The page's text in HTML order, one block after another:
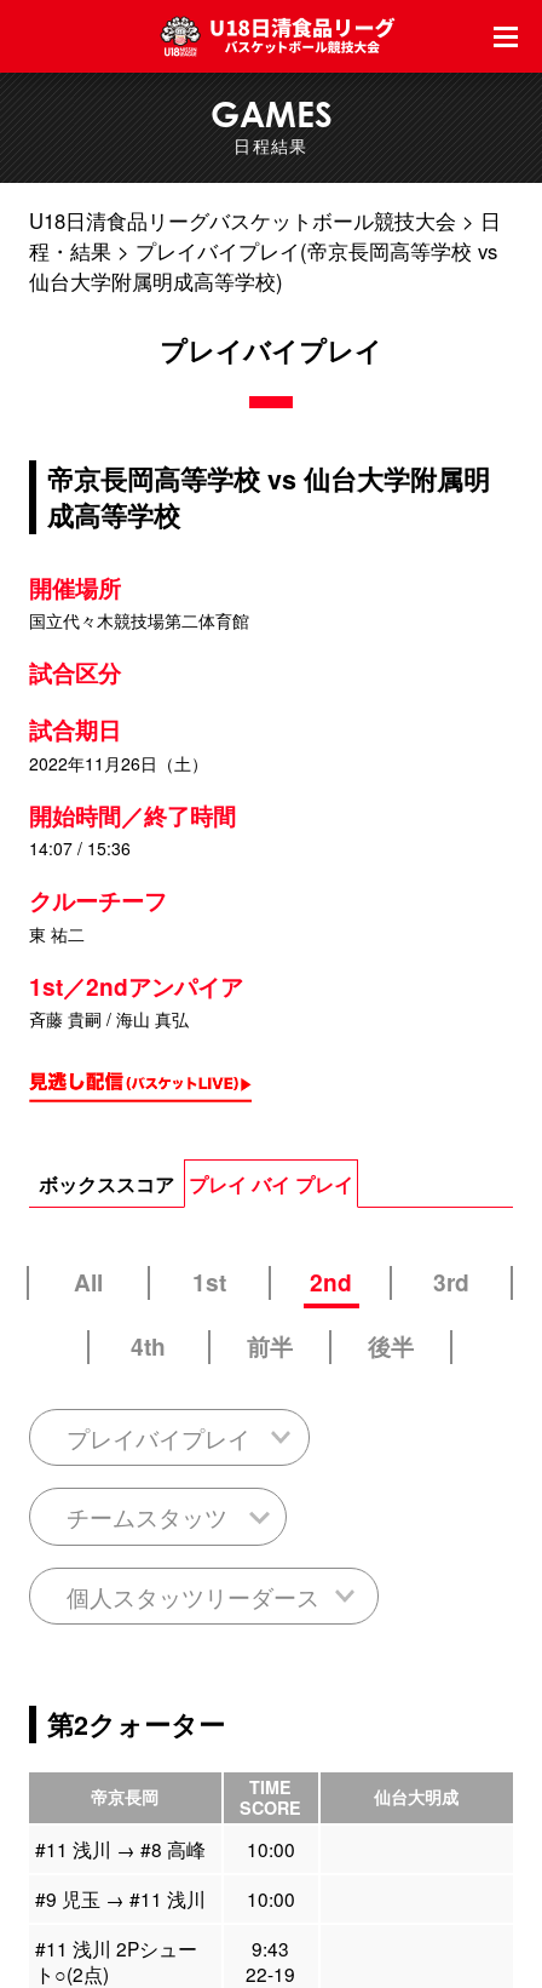
GAMES
日程結果
U18日清食品リーグバスケットボール競技大会
日
程・結果
プレイバイプレイ(帝京長岡高等学校 vs
仙台大学附属明成高等学校)
プレイバイプレイ
帝京長岡高等学校 vs 仙台大学附属明
成高等学校
開催場所
国立代々木競技場第二体育館
試合区分
試合期日
2022年11月26日（土）
開始時間／終了時間
14:07 / 15:36
クルーチーフ
東 祐二
1st／2ndアンパイア
斉藤 貴嗣 / 海山 真弘
ボックススコア プレイ バイ プレイ
All 1st 2nd
3rd
4th
前半 後半
プレイバイプレイ
チームスタッツ
個人スタッツリーダース
第2クォーター
帝京長岡
TIME
SCORE
仙台大明成
#11 浅川 → #8 高峰
10:00
#9 児玉 → #11 浅川
10:00
#11 浅川 2Pシュー
ト○(2点)
9:43
22-19